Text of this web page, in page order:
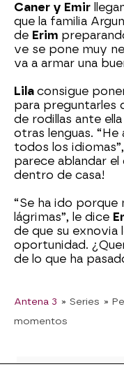
Caner y Emir
que la familia
de Erim
ve se pone muy
va a armar una
Lila consigue
para preguntarles
de rodillas ante
otras lenguas.
todos los
parece ablandar
dentro de casa!
“Se ha ido porque
lágrimas”, le dice
de que su exnovia
oportunidad.
de lo que ha
Antena 3 » Series »
momentos